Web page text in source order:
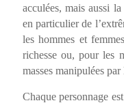
acculées, mais aussi
en particulier de
les hommes et
richesse ou, pour les
masses manipulées par
Chaque personnage